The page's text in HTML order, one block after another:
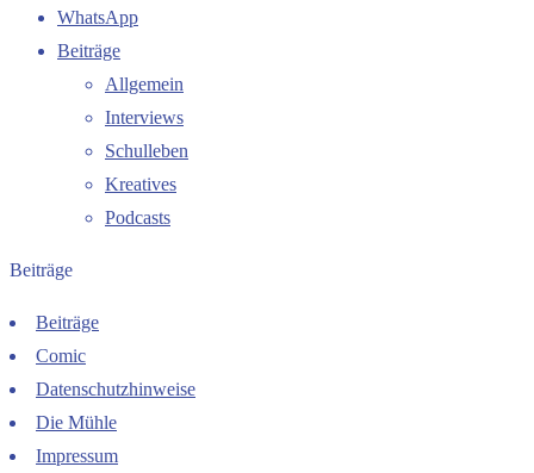
WhatsApp
Beiträge
Allgemein
Interviews
Schulleben
Kreatives
Podcasts
Beiträge
Beiträge
Comic
Datenschutzhinweise
Die Mühle
Impressum